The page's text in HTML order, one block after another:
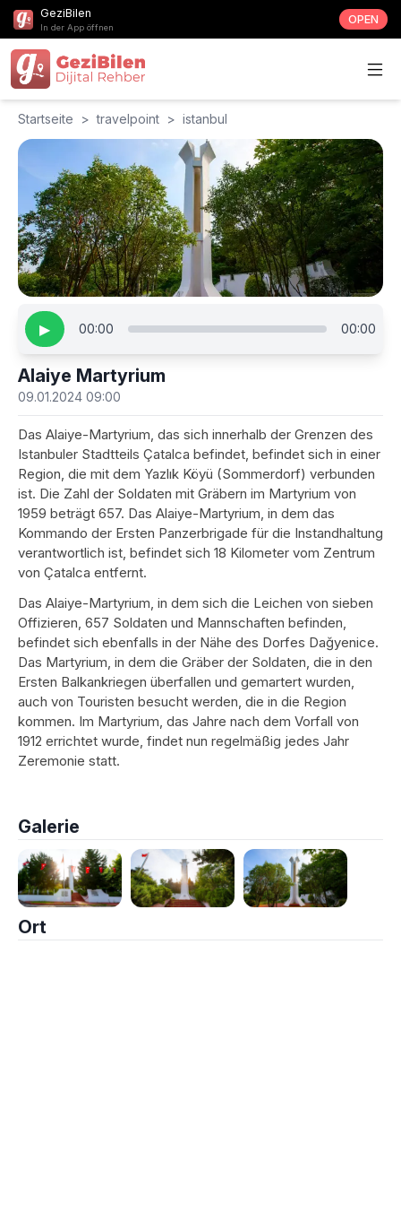
GeziBilen
In der App öffnen
OPEN
Startseite > travelpoint > istanbul
▶ 00:00 00:00
Alaiye Martyrium
09.01.2024 09:00
Das Alaiye-Martyrium, das sich innerhalb der Grenzen des
Istanbuler Stadtteils Çatalca befindet, befindet sich in einer
Region, die mit dem Yazlık Köyü (Sommerdorf) verbunden
ist. Die Zahl der Soldaten mit Gräbern im Martyrium von
1959 beträgt 657. Das Alaiye-Martyrium, in dem das
Kommando der Ersten Panzerbrigade für die Instandhaltung
verantwortlich ist, befindet sich 18 Kilometer vom Zentrum
von Çatalca entfernt.
Das Alaiye-Martyrium, in dem sich die Leichen von sieben
Offizieren, 657 Soldaten und Mannschaften befinden,
befindet sich ebenfalls in der Nähe des Dorfes Dağyenice.
Das Martyrium, in dem die Gräber der Soldaten, die in den
Ersten Balkankriegen überfallen und gemartert wurden,
auch von Touristen besucht werden, die in die Region
kommen. Im Martyrium, das Jahre nach dem Vorfall von
1912 errichtet wurde, findet nun regelmäßig jedes Jahr
Zeremonie statt.
Galerie
Ort